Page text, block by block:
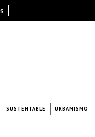
SUSTENTABLE URBANISMO